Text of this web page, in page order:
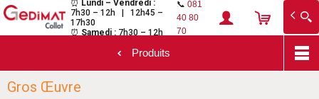
au
Gedimat Collot
Au cœur de l'ouvrage
⏰ Lundi – Vendredi :
7h30 – 12h | 12h45 –
17h30
⏰ Samedi : 7h30 – 12h
📞081
40 80
70
Produits
Gros Œuvre